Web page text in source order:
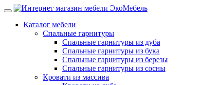
Каталог мебели
Спальные гарнитуры
Спальные гарнитуры из дуба
Спальные гарнитуры из бука
Спальные гарнитуры из березы
Спальные гарнитуры из сосны
Кровати из массива